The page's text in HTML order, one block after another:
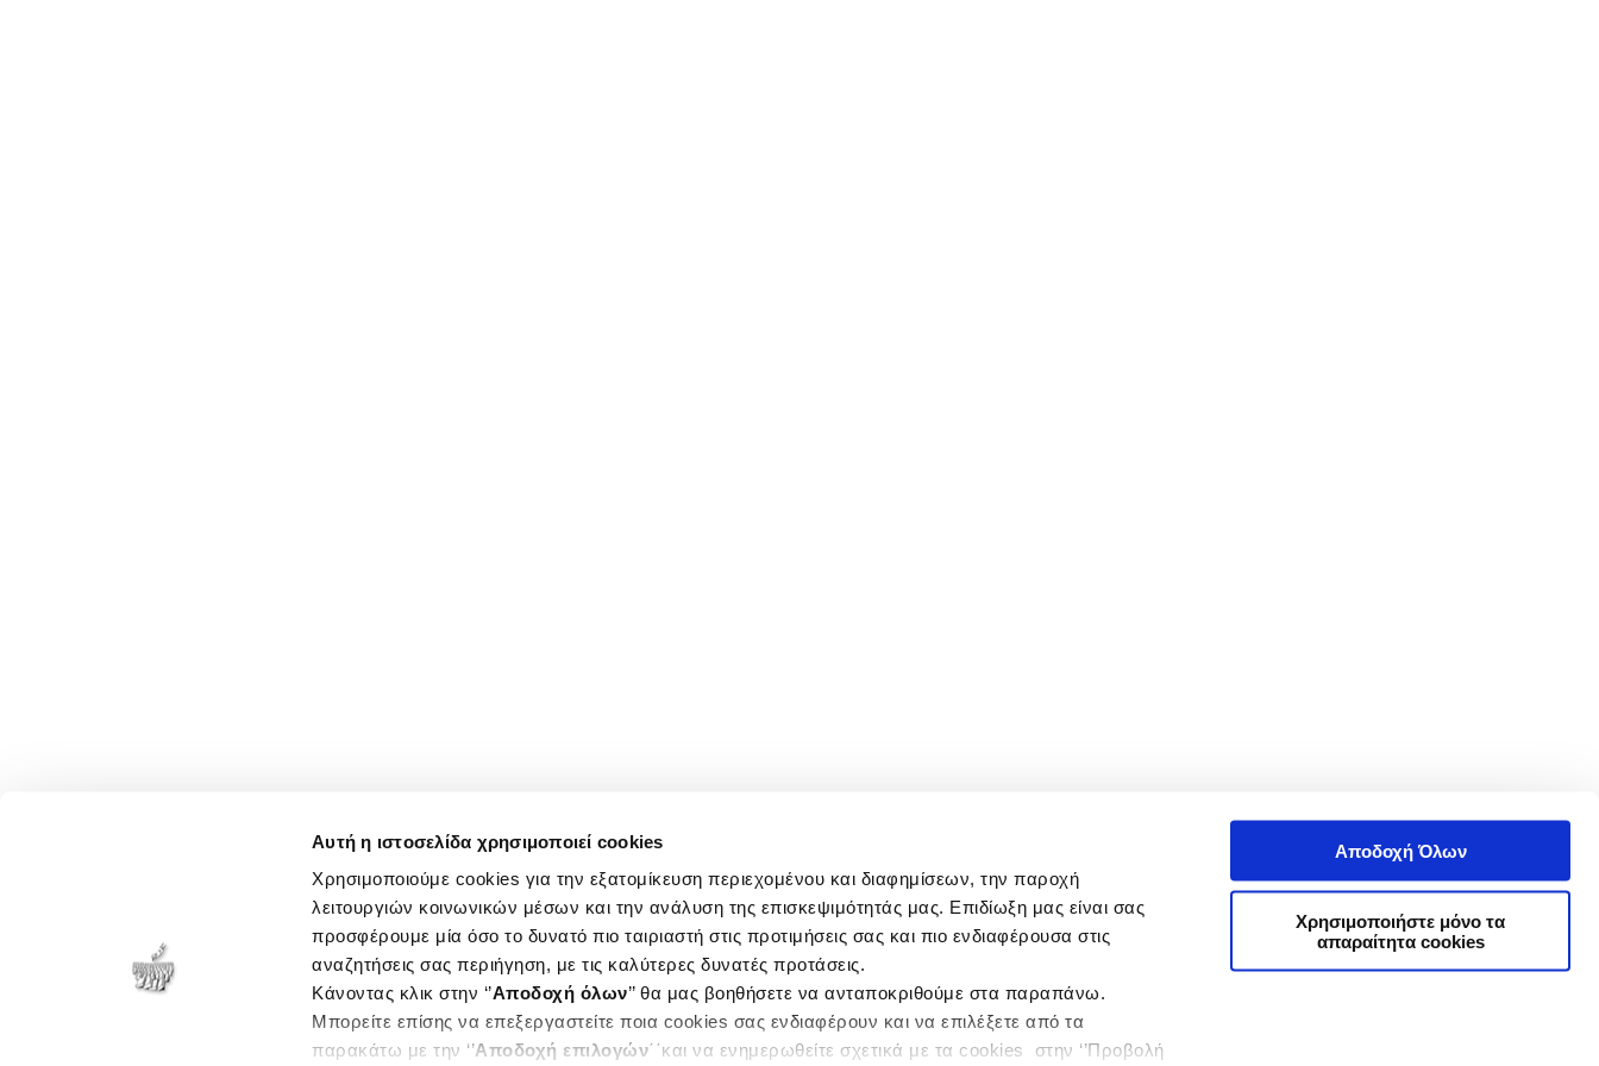
Αυτή η ιστοσελίδα χρησιμοποιεί cookies
Χρησιμοποιούμε cookies για την εξατομίκευση περιεχομένου και διαφημίσεων, την παροχή
λειτουργιών κοινωνικών μέσων και την ανάλυση της επισκεψιμότητάς μας. Επιδίωξη μας είναι σας
προσφέρουμε μία όσο το δυνατό πιο ταιριαστή στις προτιμήσεις σας και πιο ενδιαφέρουσα στις
αναζητήσεις σας περιήγηση, με τις καλύτερες δυνατές προτάσεις.
Κάνοντας κλικ στην ‘’Αποδοχή όλων’’ θα μας βοηθήσετε να ανταποκριθούμε στα παραπάνω.
Μπορείτε επίσης να επεξεργαστείτε ποια cookies σας ενδιαφέρουν και να επιλέξετε από τα
παρακάτω με την ‘’Αποδοχή επιλογών΄΄και να ενημερωθείτε σχετικά με τα cookies στην ‘’Προβολή
Αποδοχή Όλων
Χρησιμοποιήστε μόνο τα
απαραίτητα cookies